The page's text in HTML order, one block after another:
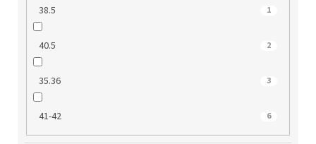
38.5 1
40.5 2
35.36 3
41-42 6